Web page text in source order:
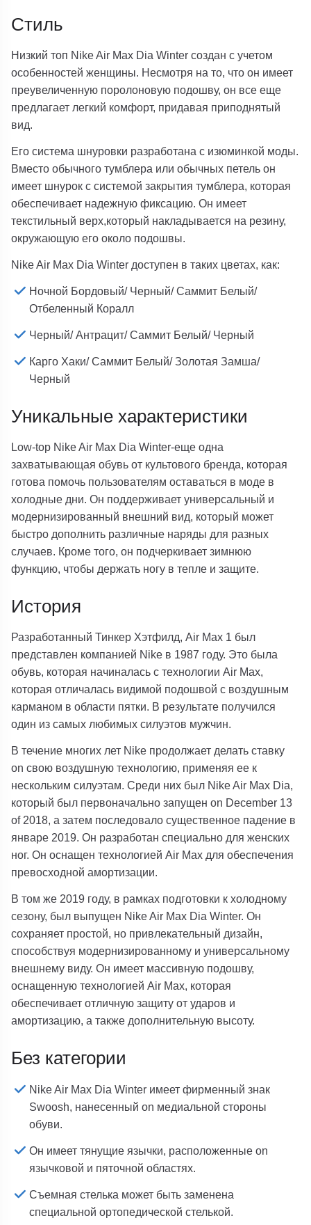
Стиль
Низкий топ Nike Air Max Dia Winter создан с учетом
особенностей женщины. Несмотря на то, что он имеет
преувеличенную поролоновую подошву, он все еще
предлагает легкий комфорт, придавая приподнятый
вид.
Его система шнуровки разработана с изюминкой моды.
Вместо обычного тумблера или обычных петель он
имеет шнурок с системой закрытия тумблера, которая
обеспечивает надежную фиксацию. Он имеет
текстильный верх,который накладывается на резину,
окружающую его около подошвы.
Nike Air Max Dia Winter доступен в таких цветах, как:
Ночной Бордовый/ Черный/ Саммит Белый/
Отбеленный Коралл
Черный/ Антрацит/ Саммит Белый/ Черный
Карго Хаки/ Саммит Белый/ Золотая Замша/
Черный
Уникальные характеристики
Low-top Nike Air Max Dia Winter-еще одна
захватывающая обувь от культового бренда, которая
готова помочь пользователям оставаться в моде в
холодные дни. Он поддерживает универсальный и
модернизированный внешний вид, который может
быстро дополнить различные наряды для разных
случаев. Кроме того, он подчеркивает зимнюю
функцию, чтобы держать ногу в тепле и защите.
История
Разработанный Тинкер Хэтфилд, Air Max 1 был
представлен компанией Nike в 1987 году. Это была
обувь, которая начиналась с технологии Air Max,
которая отличалась видимой подошвой с воздушным
карманом в области пятки. В результате получился
один из самых любимых силуэтов мужчин.
В течение многих лет Nike продолжает делать ставку
on свою воздушную технологию, применяя ее к
нескольким силуэтам. Среди них был Nike Air Max Dia,
который был первоначально запущен on December 13
of 2018, а затем последовало существенное падение в
январе 2019. Он разработан специально для женских
ног. Он оснащен технологией Air Max для обеспечения
превосходной амортизации.
В том же 2019 году, в рамках подготовки к холодному
сезону, был выпущен Nike Air Max Dia Winter. Он
сохраняет простой, но привлекательный дизайн,
способствуя модернизированному и универсальному
внешнему виду. Он имеет массивную подошву,
оснащенную технологией Air Max, которая
обеспечивает отличную защиту от ударов и
амортизацию, а также дополнительную высоту.
Без категории
Nike Air Max Dia Winter имеет фирменный знак
Swoosh, нанесенный on медиальной стороны
обуви.
Он имеет тянущие язычки, расположенные on
язычковой и пяточной областях.
Съемная стелька может быть заменена
специальной ортопедической стелькой.